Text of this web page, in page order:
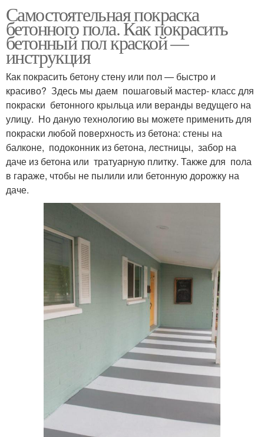
Самостоятельная покраска
бетонного пола. Как покрасить
бетонный пол краской —
инструкция
Как покрасить бетону стену или пол — быстро и
красиво? Здесь мы даем пошаговый мастер- класс для
покраски бетонного крыльца или веранды ведущего на
улицу. Но даную технологию вы можете применить для
покраски любой поверхность из бетона: стены на
балконе, подоконник из бетона, лестницы, забор на
даче из бетона или тратуарную плитку. Также для пола
в гараже, чтобы не пылили или бетонную дорожку на
даче.